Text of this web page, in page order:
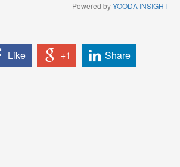
Powered byYOODA INSIGHT
Like +1 Share